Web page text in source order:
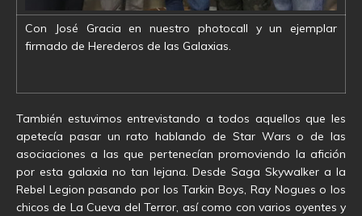
Con José Gracia en nuestro photocall y un ejemplar
firmado de Herederos de las Galaxias.
También estuvimos entrevistando a todos aquellos que les
apetecía pasar un rato hablando de Star Wars o de las
asociaciones a las que pertenecían promoviendo la afición
por esta galaxia no tan lejana. Desde Saga Skywalker a la
Rebel Legion pasando por los Tarkin Boys, Ray Nogues o los
chicos de La Cueva del Terror, así como con varios oyentes y